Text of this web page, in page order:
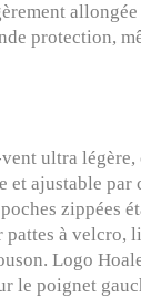
protection,
ultra légère,
et ajustable par
zippées
pattes à velcro,
Logo
le poignet